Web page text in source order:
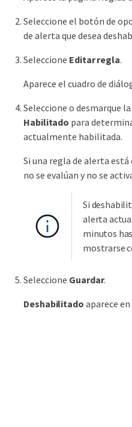
Seleccione el botón de
de alerta que desea
Seleccione Editar regla.
Aparece el cuadro de
Seleccione o desmarque
Habilitado para
actualmente habilitada.
Si una regla de alerta
no se evalúan y no se
Si
alerta
minutos
mostrarse
Seleccione Guardar.
Deshabilitado aparece